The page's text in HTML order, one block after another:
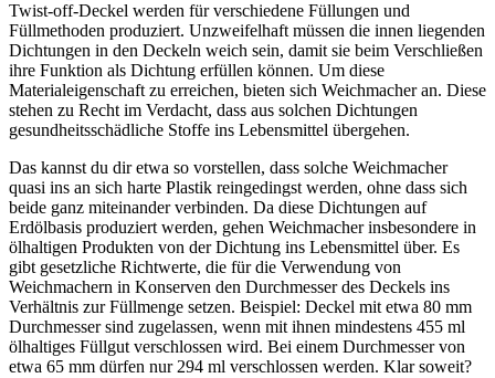
Twist-off-Deckel werden für verschiedene Füllungen und
Füllmethoden produziert. Unzweifelhaft müssen die innen liegenden
Dichtungen in den Deckeln weich sein, damit sie beim Verschließen
ihre Funktion als Dichtung erfüllen können. Um diese
Materialeigenschaft zu erreichen, bieten sich Weichmacher an. Diese
stehen zu Recht im Verdacht, dass aus solchen Dichtungen
gesundheitsschädliche Stoffe ins Lebensmittel übergehen.
Das kannst du dir etwa so vorstellen, dass solche Weichmacher
quasi ins an sich harte Plastik reingedingst werden, ohne dass sich
beide ganz miteinander verbinden. Da diese Dichtungen auf
Erdölbasis produziert werden, gehen Weichmacher insbesondere in
ölhaltigen Produkten von der Dichtung ins Lebensmittel über. Es
gibt gesetzliche Richtwerte, die für die Verwendung von
Weichmachern in Konserven den Durchmesser des Deckels ins
Verhältnis zur Füllmenge setzen. Beispiel: Deckel mit etwa 80 mm
Durchmesser sind zugelassen, wenn mit ihnen mindestens 455 ml
ölhaltiges Füllgut verschlossen wird. Bei einem Durchmesser von
etwa 65 mm dürfen nur 294 ml verschlossen werden. Klar soweit?